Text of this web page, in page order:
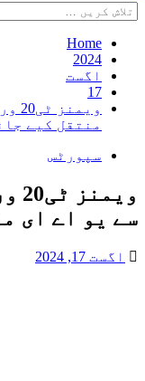
تلاش
کریں
برائے:Home
2024
اگست
17
منتقل کیے
سپورٹس
سے یو اے ای
اگست 17, 2024